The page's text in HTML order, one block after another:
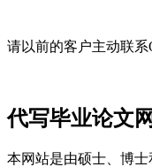
请以前的客户主动联系
代写毕业论文
本网站是由硕士、博